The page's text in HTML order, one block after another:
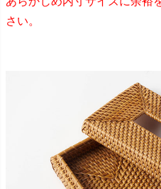
さい。